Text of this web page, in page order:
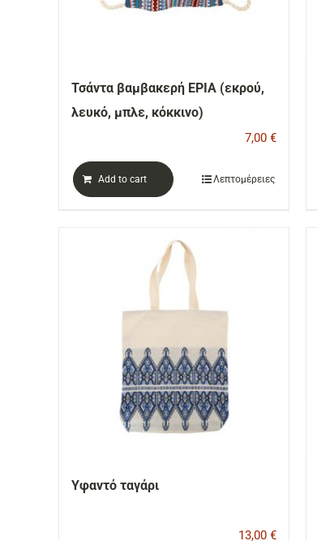
Τσάντα βαμβακερή ΕΡΙΑ (εκρού,
λευκό, μπλε, κόκκινο)
7,00 €
Add to cart Λεπτομέρειες
Υφαντό ταγάρι
13,00 €